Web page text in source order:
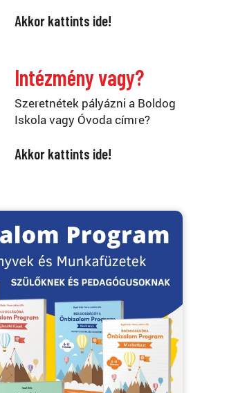
Akkor kattints ide!
Intézmény vagy?
Szeretnétek pályázni a Boldog
Iskola vagy Óvoda címre?
Akkor kattints ide!